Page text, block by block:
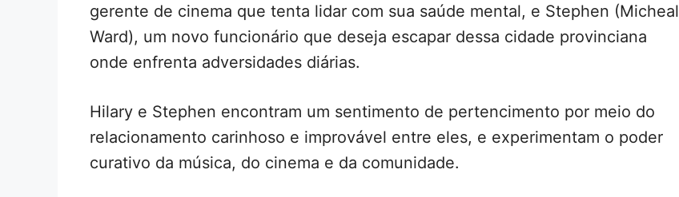
gerente de cinema que tenta lidar com sua saúde mental, e Stephen (Micheal
Ward), um novo funcionário que deseja escapar dessa cidade provinciana
onde enfrenta adversidades diárias.
Hilary e Stephen encontram um sentimento de pertencimento por meio do
relacionamento carinhoso e improvável entre eles, e experimentam o poder
curativo da música, do cinema e da comunidade.